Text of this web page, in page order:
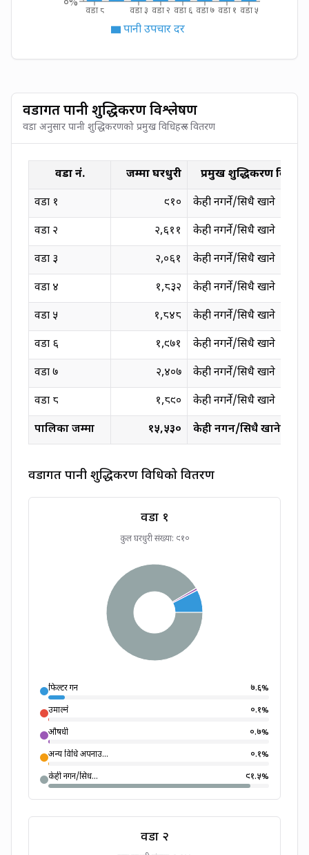
वडा ८ वडा ३ वडा २ वडा ६ वडा ७ वडा १ वडा ५
पानी उपचार दर
वडागत पानी शुद्धिकरण विश्लेषण
वडा अनुसार पानी शुद्धिकरणको प्रमुख विधिहरू र वितरण
वडा नं. जम्मा घरधुरी
प्रमुख शुद्धिकरण विधि
वडा १ ९१०
केही नगर्ने/सिधै खाने
वडा २ २,६११
केही नगर्ने/सिधै खाने
वडा ३ २,०६१
केही नगर्ने/सिधै खाने
वडा ४ १,८३२
केही नगर्ने/सिधै खाने
वडा ५ १,८४८
केही नगर्ने/सिधै खाने
वडा ६ १,९७१
केही नगर्ने/सिधै खाने
वडा७ २,४०७
केही नगर्ने/सिधै खाने
वडा ८ १,८९०
केही नगर्ने/सिधै खाने
पालिका जम्मा
१५,५३० केही नगर्ने/सिधै खाने
वडागत पानी शुद्धिकरण विधिको वितरण
वडा १
कुल घरधुरी संख्या: ९१०
फिल्टर गर्ने ७.६%
उमाल्ने
०.१%
औषधी
०.७%
अन्य विधि अपनाउ...
०.१%
केही नगर्ने/सिध...
९१.५%
वडा २